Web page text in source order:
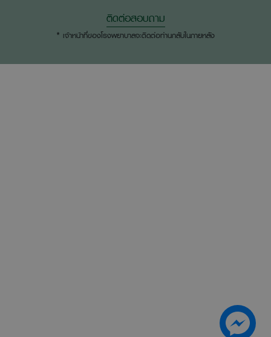
ติดต่อสอบถาม
* เจ้าหน้าที่ของโรงพยาบาลจะติดต่อท่านกลับในภายหลัง